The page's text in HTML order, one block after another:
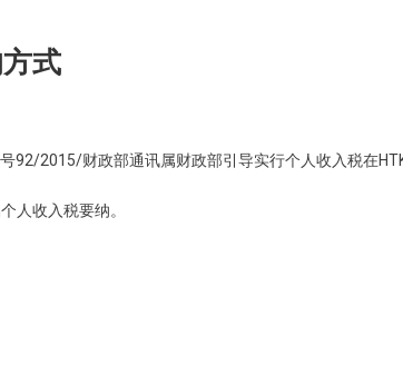
式
2015/财政部通讯属财政部引导实行个人收入税在
人收入税要纳。